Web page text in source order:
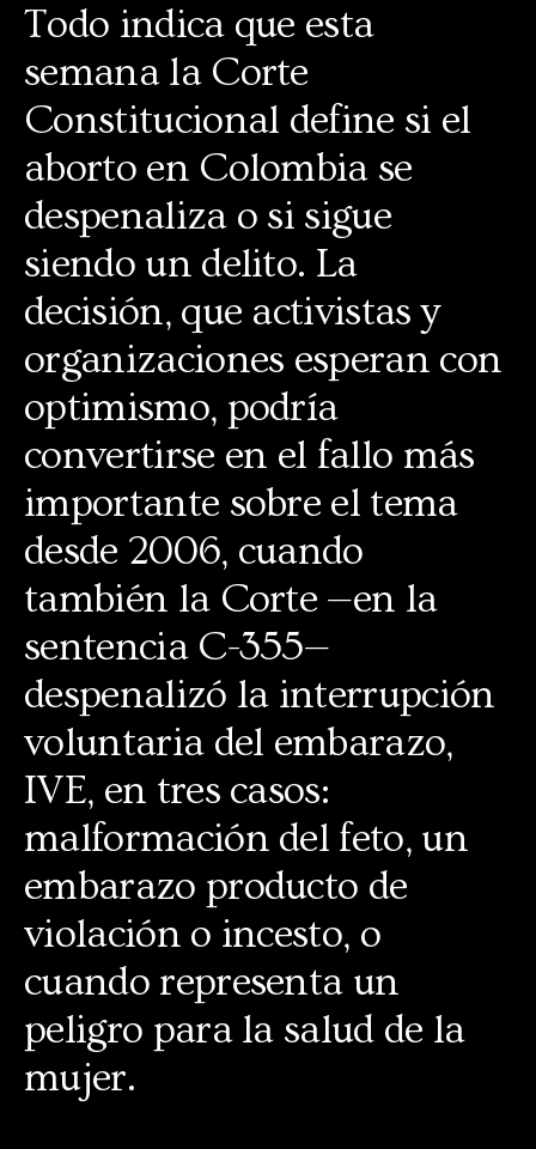
Todo indica que esta
semana la Corte
Constitucional define si el
aborto en Colombia se
despenaliza o si sigue
siendo un delito. La
decisión, que activistas y
organizaciones esperan con
optimismo, podría
convertirse en el fallo más
importante sobre el tema
desde 2006, cuando
también la Corte —en la
sentencia C-355—
despenalizó la interrupción
voluntaria del embarazo,
IVE, en tres casos:
malformación del feto, un
embarazo producto de
violación o incesto, o
cuando representa un
peligro para la salud de la
mujer.